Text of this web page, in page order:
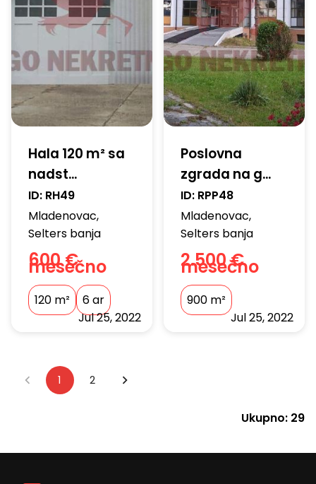
Hala 120 m² sa
nadst...
ID: RH49
Mladenovac,
Selters banja
600 €
mesečno
120 m²
6 ar
Jul 25, 2022
Poslovna
zgrada na g...
ID: RPP48
Mladenovac,
Selters banja
2.500 €
mesečno
900 m²
Jul 25, 2022
1 2
Ukupno: 29